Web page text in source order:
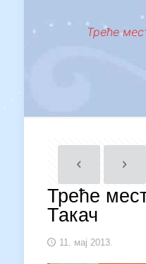
Треће
Треће
Такач
11. мај 2013.